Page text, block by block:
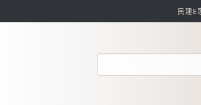
民建E